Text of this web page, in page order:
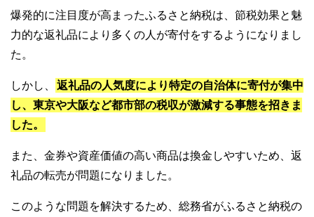
爆発的に注目度が高まったふるさと納税は、節税効果と魅
力的な返礼品により多くの人が寄付をするようになりまし
た。
しかし、
返礼品の人気度により特定の自治体に寄付が集中
し、東京や大阪など都市部の税収が激減する事態を招きま
した。
また、金券や資産価値の高い商品は換金しやすいため、返
礼品の転売が問題になりました。
このような問題を解決するため、総務省がふるさと納税の